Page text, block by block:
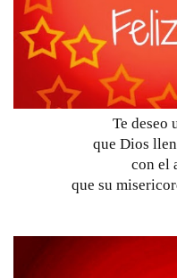
Te deseo
que Dios
con el
que su